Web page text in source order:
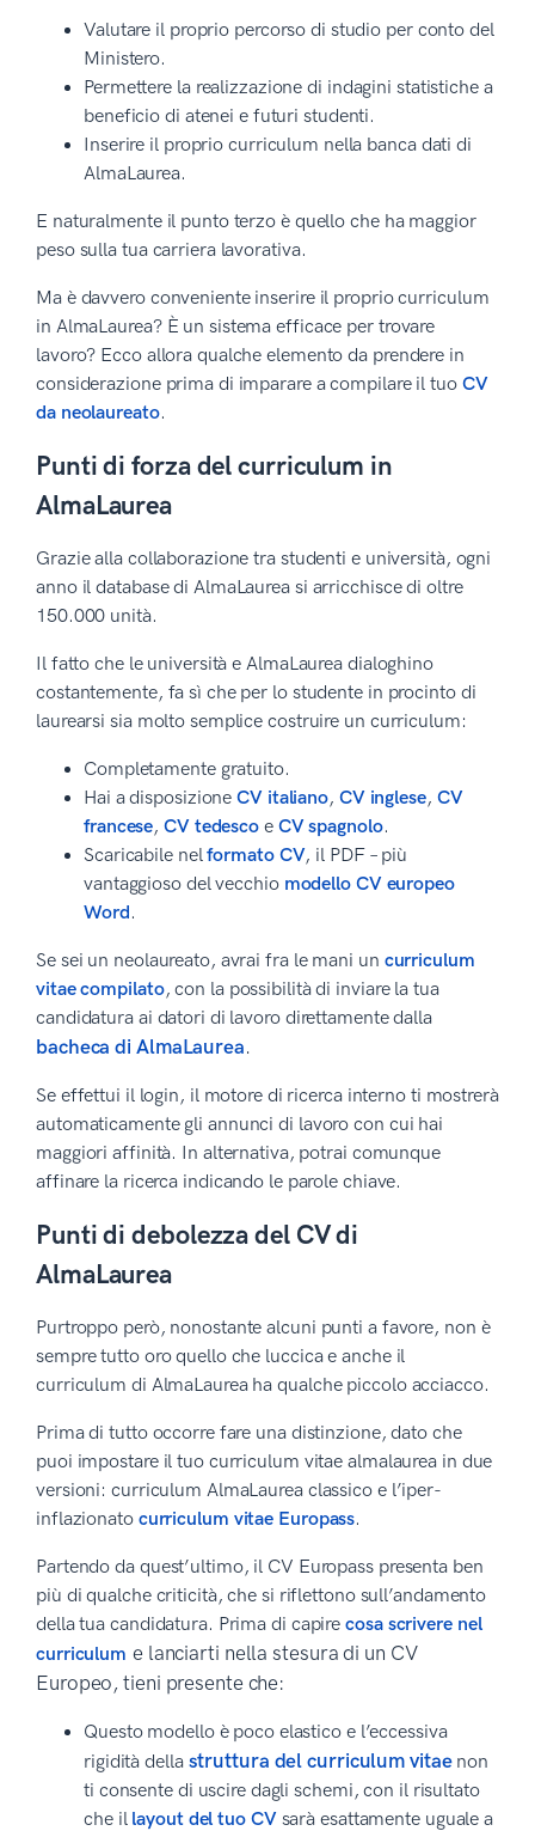
Valutare il proprio percorso di studio per conto del
Ministero.
Permettere la realizzazione di indagini statistiche a
beneficio di atenei e futuri studenti.
Inserire il proprio curriculum nella banca dati di
AlmaLaurea.
E naturalmente il punto terzo è quello che ha maggior
peso sulla tua carriera lavorativa.
Ma è davvero conveniente inserire il proprio curriculum
in AlmaLaurea? È un sistema efficace per trovare
lavoro? Ecco allora qualche elemento da prendere in
considerazione prima di imparare a compilare il tuo CV
da neolaureato.
Punti di forza del curriculum in
AlmaLaurea
Grazie alla collaborazione tra studenti e università, ogni
anno il database di AlmaLaurea si arricchisce di oltre
150.000 unità.
Il fatto che le università e AlmaLaurea dialoghino
costantemente, fa sì che per lo studente in procinto di
laurearsi sia molto semplice costruire un curriculum:
Completamente gratuito.
Hai a disposizioneCV italiano, CV inglese, CV
francese,CV tedesco e CV spagnolo.
Scaricabile nelformato CV, il PDF – più
vantaggioso del vecchio modello CV europeo
Word.
Se sei un neolaureato, avrai fra le mani un curriculum
vitae compilato, con la possibilità di inviare la tua
candidatura ai datori di lavoro direttamente dalla
bacheca di AlmaLaurea.
Se effettui il login, il motore di ricerca interno ti mostrerà
automaticamente gli annunci di lavoro con cui hai
maggiori affinità. In alternativa, potrai comunque
affinare la ricerca indicando le parole chiave.
Punti di debolezza del CV di
AlmaLaurea
Purtroppo però, nonostante alcuni punti a favore, non è
sempre tutto oro quello che luccica e anche il
curriculum di AlmaLaurea ha qualche piccolo acciacco.
Prima di tutto occorre fare una distinzione, dato che
puoi impostare il tuo curriculum vitae almalaurea in due
versioni: curriculum AlmaLaurea classico e l’iper-
inflazionato curriculum vitae Europass.
Partendo da quest’ultimo, il CV Europass presenta ben
più di qualche criticità, che si riflettono sull’andamento
della tua candidatura. Prima di capirecosa scrivere nel
curriculum e lanciarti nella stesura di un CV
Europeo, tieni presente che:
Questo modello è poco elastico e l’eccessiva
rigidità della struttura del curriculum vitaenon
ti consente di uscire dagli schemi, con il risultato
che il layout del tuo CVsarà esattamente uguale a